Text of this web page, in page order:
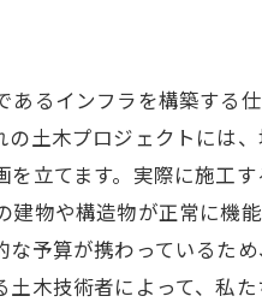
るインフラを構築する
土木プロジェクトには、
立てます。実際に施工
物や構造物が正常に機能
予算が携わっているた
木技術者によって、私